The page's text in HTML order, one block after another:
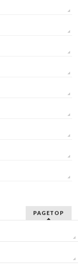
PAGETOP